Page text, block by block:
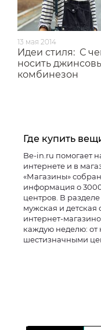
13 мая 2014
Идеи стиля: С
носить
комбинезон
Где купить
Be-in.ru помогает
интернете и в
«Магазины»
информация о
центров. В
мужская и детская
интернет-
каждую неделю: от
шестизначными